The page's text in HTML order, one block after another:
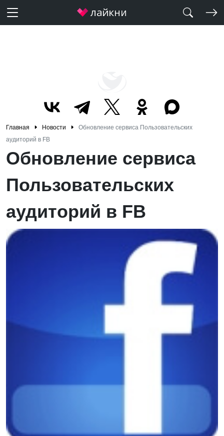
Главная Новости
Обновление сервиса Пользовательских
аудиторий в FB
Обновление сервиса
Пользовательских
аудиторий в FB